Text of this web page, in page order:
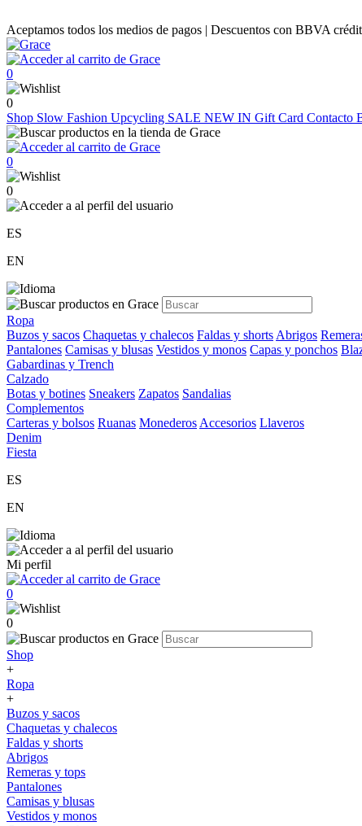
Aceptamos todos los medios de pagos | Descuentos con BBVA
0
0
Shop Slow Fashion Upcycling SALE NEW IN Gift Card Contacto
0
0
ES
EN
Ropa
Buzos y sacos Chaquetas y chalecos Faldas y shorts Abrigos
Pantalones Camisas y blusas Vestidos y monos Capas y ponchos
Gabardinas y Trench
Calzado
Botas y botines Sneakers Zapatos Sandalias
Complementos
Carteras y bolsos Ruanas Monederos Accesorios Llaveros
Denim
Fiesta
ES
EN
Mi perfil
0
0
Shop
+
Ropa
+
Buzos y sacos
Chaquetas y chalecos
Faldas y shorts
Abrigos
Remeras y tops
Pantalones
Camisas y blusas
Vestidos y monos